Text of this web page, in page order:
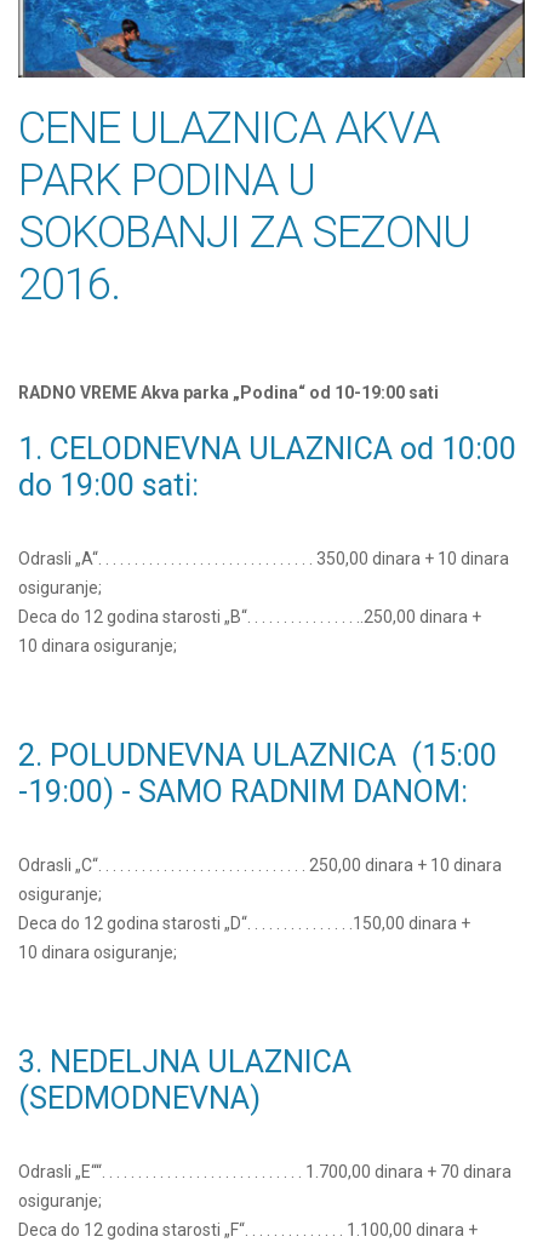
CENE ULAZNICA AKVA
PARK PODINA U
SOKOBANJI ZA SEZONU
2016.
RADNO VREME Akva parka „Podina“ od 10-19:00 sati
1. CELODNEVNA ULAZNICA od 10:00
do 19:00 sati:
Odrasli „A“. . . . . . . . . . . . . . . . . . . . . . . . . . . . . . 350,00 dinara + 10 dinara
osiguranje;
Deca do 12 godina starosti „B“. . . . . . . . . . . . . . . ..250,00 dinara +
10 dinara osiguranje;
2. POLUDNEVNA ULAZNICA (15:00
-19:00) - SAMO RADNIM DANOM:
Odrasli „C“. . . . . . . . . . . . . . . . . . . . . . . . . . . . . 250,00 dinara + 10 dinara
osiguranje;
Deca do 12 godina starosti „D“. . . . . . . . . . . . . . .150,00 dinara +
10 dinara osiguranje;
3. NEDELJNA ULAZNICA
(SEDMODNEVNA)
Odrasli „E““. . . . . . . . . . . . . . . . . . . . . . . . . . . . 1.700,00 dinara + 70 dinara
osiguranje;
Deca do 12 godina starosti „F“. . . . . . . . . . . . . . 1.100,00 dinara +